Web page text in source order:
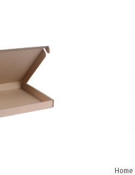
Home